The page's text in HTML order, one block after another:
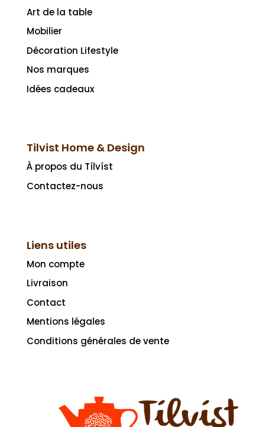
Art de la table
Mobilier
Décoration Lifestyle
Nos marques
Idées cadeaux
Tilvist Home & Design
À propos du Tílvíst
Contactez-nous
Liens utiles
Mon compte
Livraison
Contact
Mentions légales
Conditions générales de vente